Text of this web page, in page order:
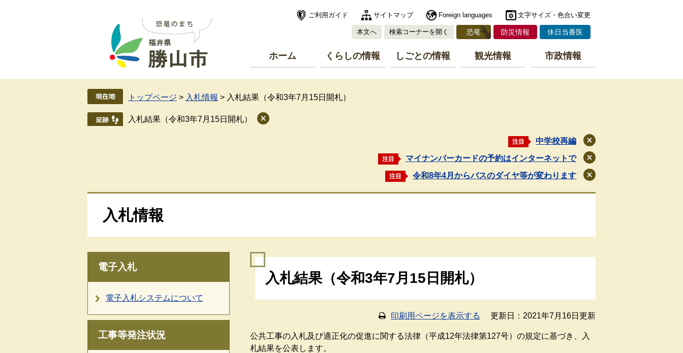
で
ば
ご利用ガイド サイトマップ Foreign languages 文字サイズ・色合い変更
本文へ 検索コーナーを開く 恐竜 防災情報 休日当番医
ホーム くらしの情報 しごとの情報 観光情報 市政情報
トップページ > 入札情報 > 入札結果（令和3年7月15日開札）
入札結果（令和3年7月15日開札）
注目 中学校再編
閉
じ
る
注目 マイナンバーカードの予約はインターネットで
閉
じ
る
注目 令和8年4月からバスのダイヤ等が変わります
閉
入札情報
電子入札
電子入札システムについて
工事等発注状況
入札結果（令和3年7月15日開札）
印刷用ページを表示する 更新日：2021年7月16日更新
公共工事の入札及び適正化の促進に関する法律（平成12年法律第127号）の規定に基づき、入
札結果を公表します。